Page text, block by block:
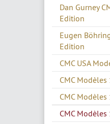
Dan Gurney
Edition
Eugen
Edition
CMC USA
CMC Modèles
CMC Modèles
CMC Modèles